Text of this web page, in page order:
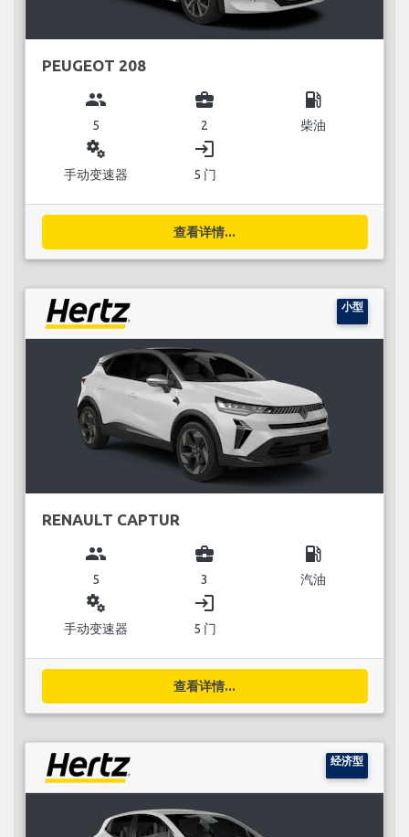
PEUGEOT 208
group
5
business_center
2
local_gas_station
柴油
miscellaneous_services
手动变速器
login
5 门
查看详情...
小型
RENAULT CAPTUR
group
5
business_center
3
local_gas_station
汽油
miscellaneous_services
手动变速器
login
5 门
查看详情...
经济型